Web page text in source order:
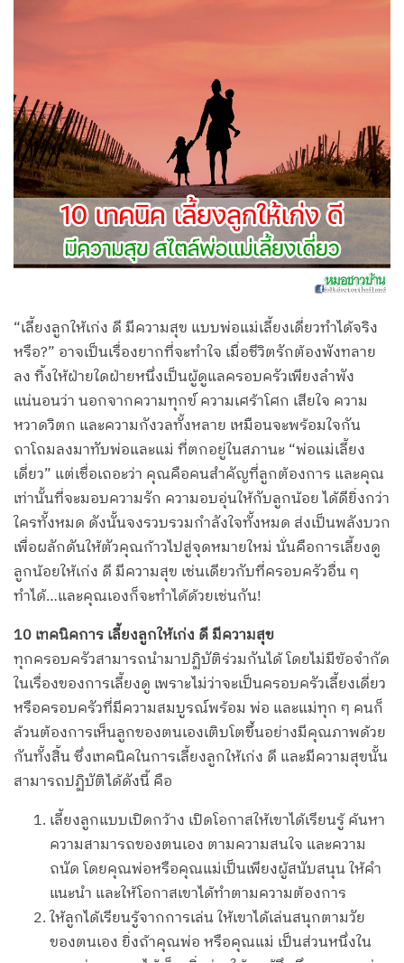
“เลี้ยงลูกให้เก่ง ดี มีความสุข แบบพ่อแม่เลี้ยงเดี่ยวทำได้จริง
หรือ?” อาจเป็นเรื่องยากที่จะทำใจ เมื่อชีวิตรักต้องพังทลาย
ลง ทิ้งให้ฝ่ายใดฝ่ายหนึ่งเป็นผู้ดูแลครอบครัวเพียงลำพัง
แน่นอนว่า นอกจากความทุกข์ ความเศร้าโศก เสียใจ ความ
หวาดวิตก และความกังวลทั้งหลาย เหมือนจะพร้อมใจกัน
ถาโถมลงมาทับพ่อและแม่ ที่ตกอยู่ในสภานะ “พ่อแม่เลี้ยง
เดี่ยว” แต่เชื่อเถอะว่า คุณคือคนสำคัญที่ลูกต้องการ และคุณ
เท่านั้นที่จะมอบความรัก ความอบอุ่นให้กับลูกน้อย ได้ดียิ่งกว่า
ใครทั้งหมด ดังนั้นจงรวบรวมกำลังใจทั้งหมด ส่งเป็นพลังบวก
เพื่อผลักดันให้ตัวคุณก้าวไปสู่จุดหมายใหม่ นั่นคือการเลี้ยงดู
ลูกน้อยให้เก่ง ดี มีความสุข เช่นเดียวกับที่ครอบครัวอื่น ๆ
ทำได้…และคุณเองก็จะทำได้ด้วยเช่นกัน!
10 เทคนิคการ เลี้ยงลูกให้เก่ง ดี มีความสุข
ทุกครอบครัวสามารถนำมาปฏิบัติร่วมกันได้ โดยไม่มีข้อจำกัด
ในเรื่องของการเลี้ยงดู เพราะไม่ว่าจะเป็นครอบครัวเลี้ยงเดี่ยว
หรือครอบครัวที่มีความสมบูรณ์พร้อม พ่อ และแม่ทุก ๆ คนก็
ล้วนต้องการเห็นลูกของตนเองเติบโตขึ้นอย่างมีคุณภาพด้วย
กันทั้งสิ้น ซึ่งเทคนิคในการเลี้ยงลูกให้เก่ง ดี และมีความสุขนั้น
สามารถปฏิบัติได้ดังนี้ คือ
เลี้ยงลูกแบบเปิดกว้าง เปิดโอกาสให้เขาได้เรียนรู้ ค้นหา
ความสามารถของตนเอง ตามความสนใจ และความ
ถนัด โดยคุณพ่อหรือคุณแม่เป็นเพียงผู้สนับสนุน ให้คำ
แนะนำ และให้โอกาสเขาได้ทำตามความต้องการ
ให้ลูกได้เรียนรู้จากการเล่น ให้เขาได้เล่นสนุกตามวัย
ของตนเอง ยิ่งถ้าคุณพ่อ หรือคุณแม่ เป็นส่วนหนึ่งใน